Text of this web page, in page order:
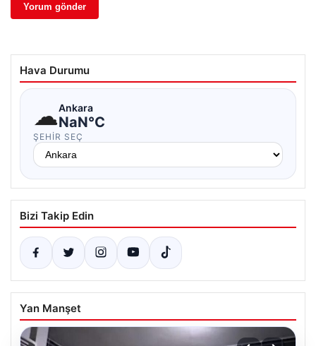
Hava Durumu
☁Ankara
NaN°C
ŞEHIR SEÇ
Bizi Takip Edin
Yan Manşet